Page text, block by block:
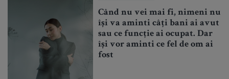
Când nu vei mai fi, nimeni nu
își va aminti câți bani ai avut
sau ce funcție ai ocupat. Dar
își vor aminti ce fel de om ai
fost